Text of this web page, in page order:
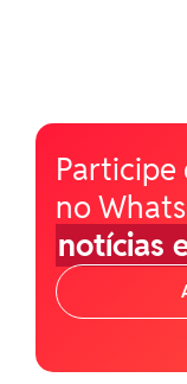
Participe
no
notícias